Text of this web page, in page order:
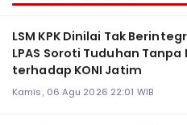
LSM KPK Dinilai Tak
LPAS Soroti Tuduhan Tanpa
terhadap KONI Jatim
Kamis, 06 Agu 2026 22:01 WIB